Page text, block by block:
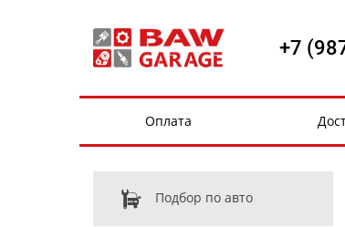
+7
Оплата
Подбор по авто